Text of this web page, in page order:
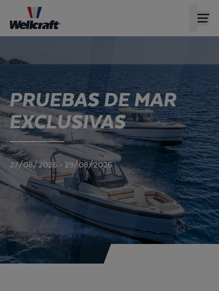
PRUEBAS DE MAR
EXCLUSIVAS
27/08/2026 - 29/08/2026